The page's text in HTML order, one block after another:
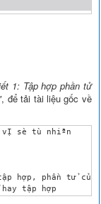
1: Tập hợp phần tử
, để tải tài liệu gốc về
hợp, phần tử
tập hợp
nh÷ng c¸ch